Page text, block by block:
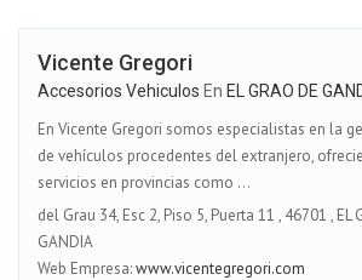
Vicente Gregori
Accesorios Vehiculos En EL GRAO DE
En Vicente Gregori somos especialistas en la
de vehículos procedentes del extranjero,
servicios en provincias como ...
del Grau 34, Esc 2, Piso 5, Puerta 11 , 46701 , EL
GANDIA
Web Empresa:www.vicentegregori.com